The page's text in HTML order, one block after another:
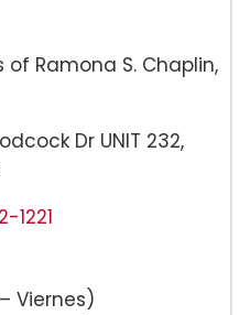
of Ramona S. Chaplin,
Dr UNIT 232,
1221
Viernes)